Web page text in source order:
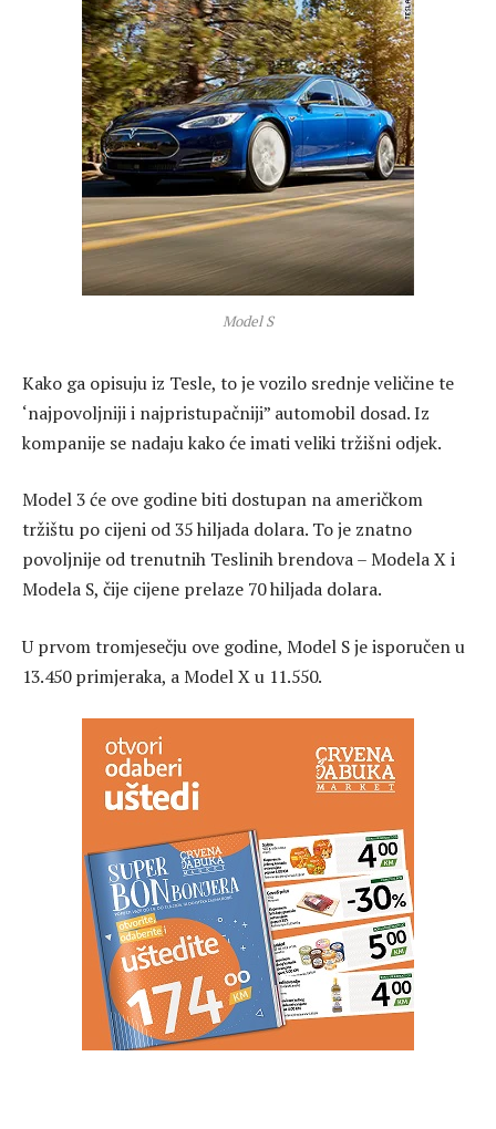
Model S
Kako ga opisuju iz Tesle, to je vozilo srednje veličine te
‘najpovoljniji i najpristupačniji” automobil dosad. Iz
kompanije se nadaju kako će imati veliki tržišni odjek.
Model 3 će ove godine biti dostupan na američkom
tržištu po cijeni od 35 hiljada dolara. To je znatno
povoljnije od trenutnih Teslinih brendova – Modela X i
Modela S, čije cijene prelaze 70 hiljada dolara.
U prvom tromjesečju ove godine, Model S je isporučen u
13.450 primjeraka, a Model X u 11.550.